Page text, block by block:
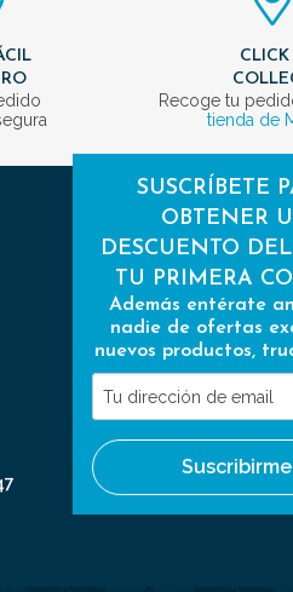
CLICK
Recoge tu
tienda de
SUSCRÍBETE
OBTENER
DESCUENTO
TU PRIMERA
Además entérate
nadie de ofertas
nuevos productos,
Tu
dirección
de
email
Suscribirme